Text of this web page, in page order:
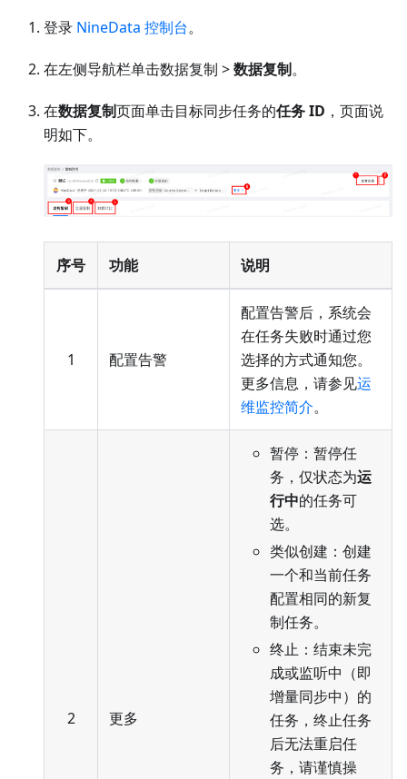
登录 NineData 控制台。
在左侧导航栏单击数据复制 >数据复制。
在数据复制页面单击目标同步任务的任务 ID ，页面说
明如下。
序号 功能 说明
1 配置告警
配置告警后，系统会
在任务失败时通过您
选择的方式通知您。
更多信息，请参见运
维监控简介。
2 更多
暂停：暂停任
务，仅状态为运
行中的任务可
选。
类似创建：创建
一个和当前任务
配置相同的新复
制任务。
终止：结束未完
成或监听中（即
增量同步中）的
任务，终止任务
后无法重启任
务，请谨慎操